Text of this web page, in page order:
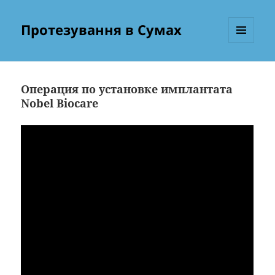
Протезування в Сумах
Операция по установке имплантата
Nobel Biocare